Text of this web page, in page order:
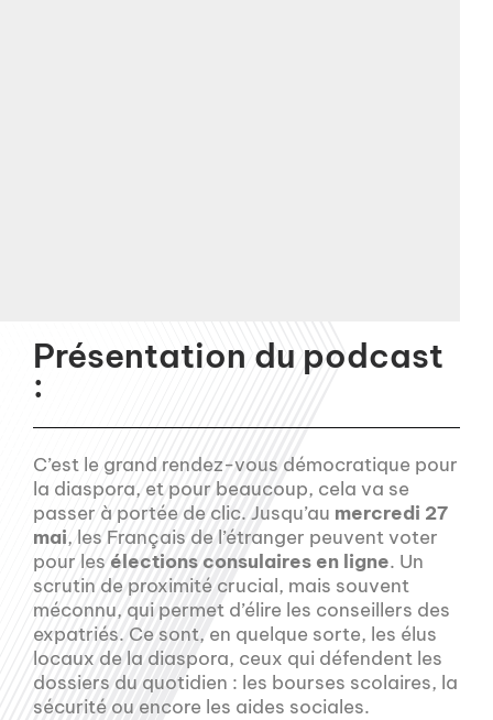
Présentation du podcast
:
C’est le grand rendez-vous démocratique pour
la diaspora, et pour beaucoup, cela va se
passer à portée de clic. Jusqu’au mercredi 27
mai, les Français de l’étranger peuvent voter
pour les élections consulaires en ligne. Un
scrutin de proximité crucial, mais souvent
méconnu, qui permet d’élire les conseillers des
expatriés. Ce sont, en quelque sorte, les élus
locaux de la diaspora, ceux qui défendent les
dossiers du quotidien : les bourses scolaires, la
sécurité ou encore les aides sociales.